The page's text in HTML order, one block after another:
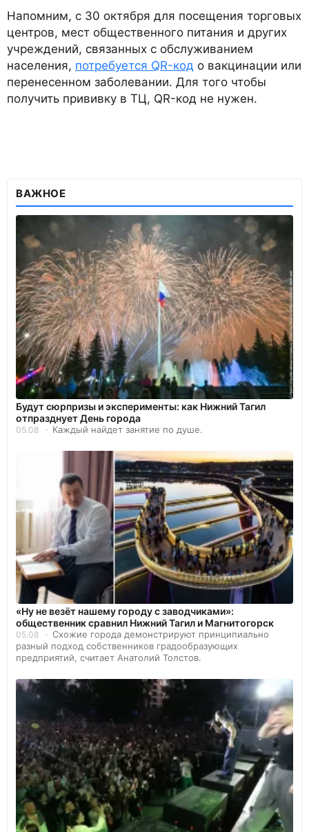
Напомним, с 30 октября для посещения торговых
центров, мест общественного питания и других
учреждений, связанных с обслуживанием
населения, потребуется QR-код о вакцинации или
перенесенном заболевании. Для того чтобы
получить прививку в ТЦ, QR-код не нужен.
ВАЖНОЕ
Будут сюрпризы и эксперименты: как Нижний Тагил
отпразднует День города
05.08 Каждый найдет занятие по душе.
«Ну не везёт нашему городу с заводчиками»:
общественник сравнил Нижний Тагил и Магнитогорск
05.08
Схожие города демонстрируют принципиально
разный подход собственников градообразующих
предприятий, считает Анатолий Толстов.